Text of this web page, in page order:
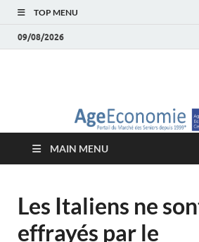
TOP MENU
09/08/2026
économie –
des Seniors
MAIN MENU
Les Italiens ne
effrayés par le